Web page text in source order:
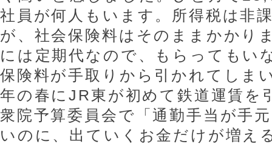
社員が何人もいます。所得税は非
が、社会保険料はそのままかかり
には定期代なので、もらってもい
保険料が手取りから引かれてしま
年の春にJR東が初めて鉄道運賃を
衆院予算委員会で「通勤手当が手
いのに、出ていくお金だけが増え